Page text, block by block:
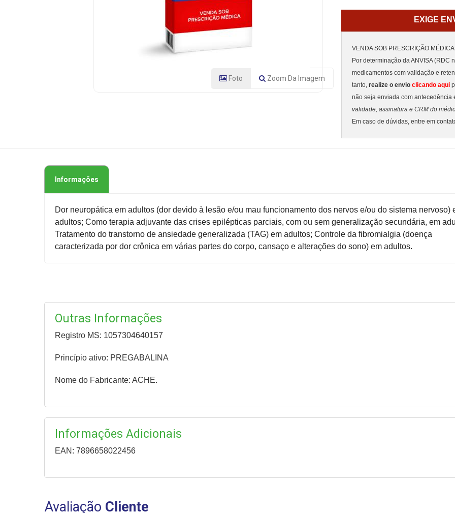
Foto Zoom Da Imagem
EXIGE
VENDA SOB PRESCRIÇÃO
Por determinação da ANVISA (RDC
medicamentos com validação e
tanto, realize o envio clicando aqui
não seja enviada com antecedência
validade, assinatura e CRM do
Em caso de dúvidas, entre em
Informações
Dor neuropática em adultos (dor devido à lesão e/ou mau funcionamento dos nervos e/ou do sistema nervoso)
adultos; Como terapia adjuvante das crises epilépticas parciais, com ou sem generalização secundária, em
Tratamento do transtorno de ansiedade generalizada (TAG) em adultos; Controle da fibromialgia (doença
caracterizada por dor crônica em várias partes do corpo, cansaço e alterações do sono) em adultos.
Outras Informações
Registro MS: 1057304640157
Princípio ativo: PREGABALINA
Nome do Fabricante: ACHE.
Informações Adicionais
EAN: 7896658022456
Avaliação Cliente